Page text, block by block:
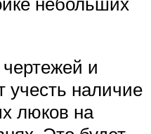
и
учесть наличие
люков на